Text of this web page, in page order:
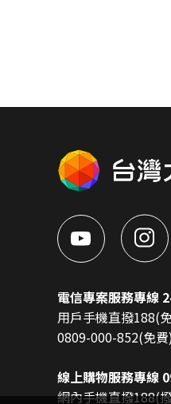
電信專案服務專線
用戶手機直撥188(
0809-000-852(免
線上購物服務專線
網內手機直撥188(